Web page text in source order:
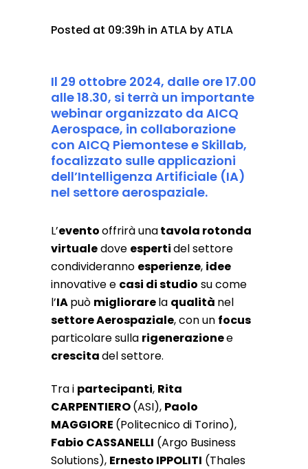
Posted at 09:39h in ATLA byATLA
Il 29 ottobre 2024, dalle ore 17.00
alle 18.30, si terrà un importante
webinar organizzato da AICQ
Aerospace, in collaborazione
con AICQ Piemontese e Skillab,
focalizzato sulle applicazioni
dell’Intelligenza Artificiale (IA)
nel settore aerospaziale.
L’eventooffrirà unatavola rotonda
virtualedove espertidel settore
condivideranno esperienze, idee
innovative e casi di studio su come
l’IApuò migliorarela qualità nel
settore Aerospaziale, con un focus
particolare sulla rigenerazionee
crescitadel settore.
Tra i partecipanti, Rita
CARPENTIERO(ASI), Paolo
MAGGIORE (Politecnico di Torino),
Fabio CASSANELLI (Argo Business
Solutions), Ernesto IPPOLITI (Thales